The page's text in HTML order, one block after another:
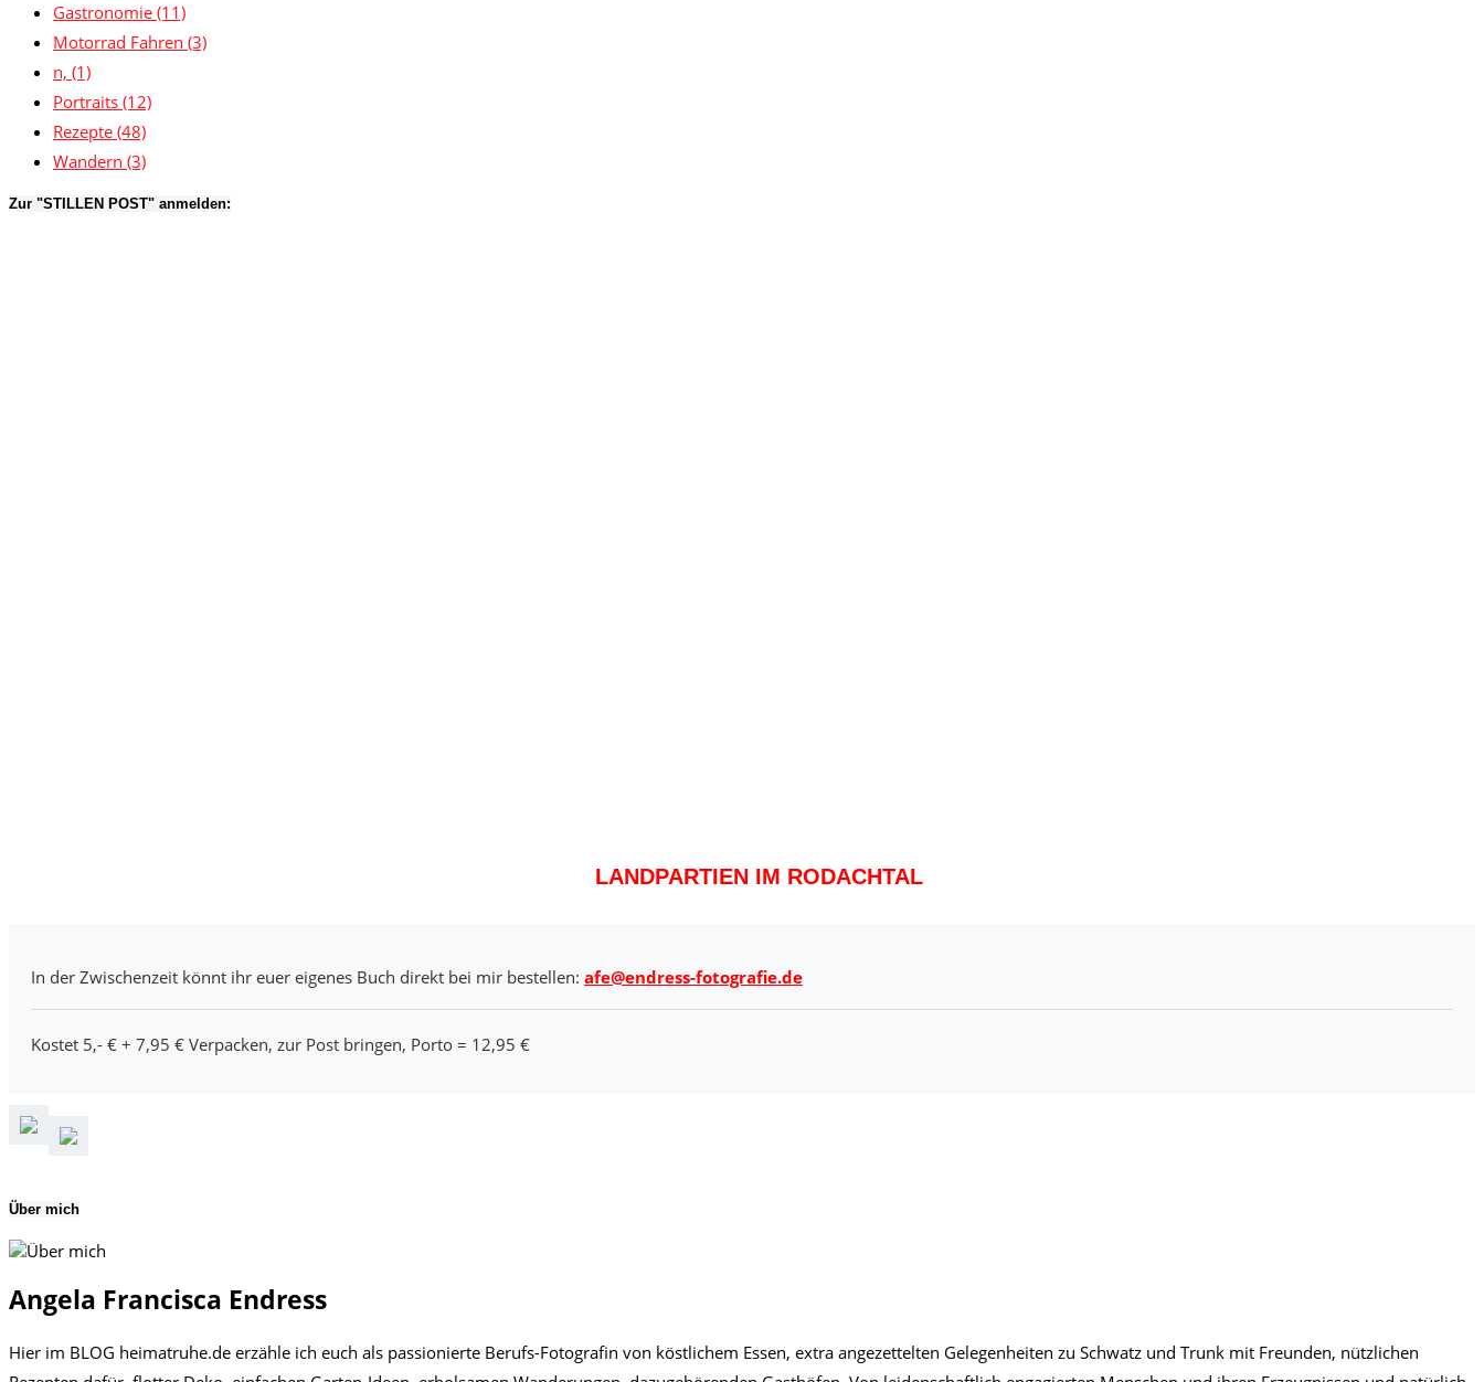
Gastronomie (11)
Motorrad Fahren (3)
n, (1)
Portraits (12)
Rezepte (48)
Wandern (3)
Zur "STILLEN POST" anmelden:
LANDPARTIEN IM RODACHTAL
In der Zwischenzeit könnt ihr euer eigenes Buch direkt bei mir bestellen: afe@endress-fotografie.de
Kostet 5,- € + 7,95 € Verpacken, zur Post bringen, Porto = 12,95 €
Über mich
Angela Francisca Endress
Hier im BLOG heimatruhe.de erzähle ich euch als passionierte Berufs-Fotografin von köstlichem Essen, extra angezettelten Gelegenheiten zu Schwatz und Trunk mit Freunden, nützlichen